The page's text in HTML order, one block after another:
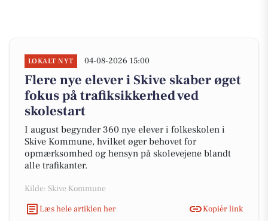
LOKALT NYT 04-08-2026 15:00
Flere nye elever i Skive skaber øget
fokus på trafiksikkerhed ved
skolestart
I august begynder 360 nye elever i folkeskolen i
Skive Kommune, hvilket øger behovet for
opmærksomhed og hensyn på skolevejene blandt
alle trafikanter.
Kilde: Skive Kommune
Læs hele artiklen her
Kopiér link